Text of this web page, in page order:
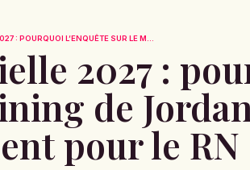
: POURQUOI L’ENQUÊTE SUR LE M...
2027 :
de
pour le RN